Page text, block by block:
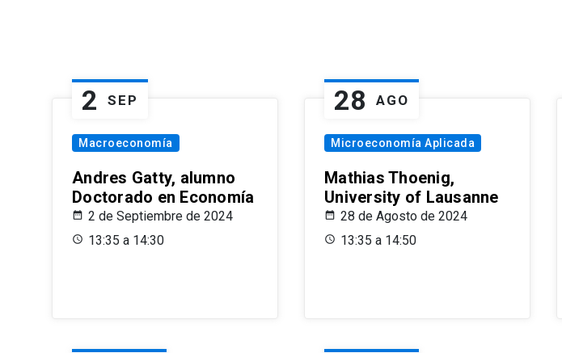
2 SEP
Macroeconomía
Andres Gatty, alumno
Doctorado en Economía
2 de Septiembre de 2024
13:35 a 14:30
28 AGO
Microeconomía Aplicada
Mathias Thoenig,
University of Lausanne
28 de Agosto de 2024
13:35 a 14:50